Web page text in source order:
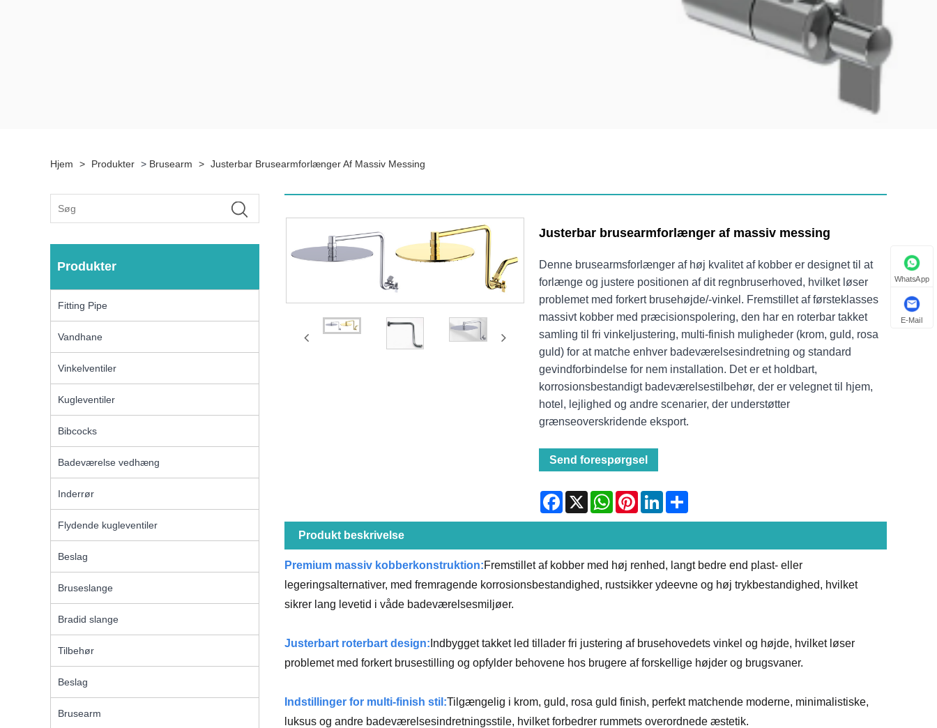
Hjem > Produkter > Brusearm > Justerbar Brusearmforlænger Af Massiv Messing
Produkter
Fitting Pipe
Vandhane
Vinkelventiler
Kugleventiler
Bibcocks
Badeværelse vedhæng
Inderrør
Flydende kugleventiler
Beslag
Bruseslange
Bradid slange
Tilbehør
Beslag
Brusearm
Justerbar brusearmforlænger af massiv messing
Denne brusearmsforlænger af høj kvalitet af kobber er designet til at
forlænge og justere positionen af ​​dit regnbruserhoved, hvilket løser
problemet med forkert brusehøjde/-vinkel. Fremstillet af førsteklasses
massivt kobber med præcisionspolering, den har en roterbar takket
samling til fri vinkeljustering, multi-finish muligheder (krom, guld, rosa
guld) for at matche enhver badeværelsesindretning og standard
gevindforbindelse for nem installation. Det er et holdbart,
korrosionsbestandigt badeværelsestilbehør, der er velegnet til hjem,
hotel, lejlighed og andre scenarier, der understøtter
grænseoverskridende eksport.
Send forespørgsel
Facebook
X WhatsAppPinterestLinkedInShare
Produkt beskrivelse
Premium massiv kobberkonstruktion:Fremstillet af kobber med høj renhed, langt bedre end plast- eller
legeringsalternativer, med fremragende korrosionsbestandighed, rustsikker ydeevne og høj trykbestandighed, hvilket
sikrer lang levetid i våde badeværelsesmiljøer.
Justerbart roterbart design: Indbygget takket led tillader fri justering af brusehovedets vinkel og højde, hvilket løser
problemet med forkert brusestilling og opfylder behovene hos brugere af forskellige højder og brugsvaner.
Indstillinger for multi-finish stil:Tilgængelig i krom, guld, rosa guld finish, perfekt matchende moderne, minimalistiske,
luksus og andre badeværelsesindretningsstile, hvilket forbedrer rummets overordnede æstetik.
WhatsApp
E-Mail